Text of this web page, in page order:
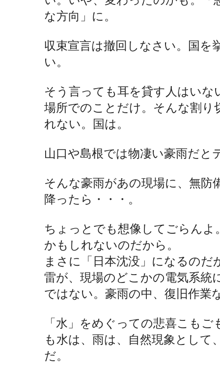
な方向」に。
収束宣言は撤回しなさい。国を
い。
そう言っても耳を貸す人はい
場所でのことだけ。そんな割
れない。国は。
山口や島根では物凄い豪雨だと
そんな豪雨があの現場に、無防
降ったら・・・。
ちょっとでも想像してごらん
かもしれないのだから。
まさに「日本沈没」になるのだ
雷が、現場のどこかの電気系統
ではない。豪雨の中、復旧作業
「水」をめぐっての悲喜こも
も水は、雨は、自然現象として
だ。